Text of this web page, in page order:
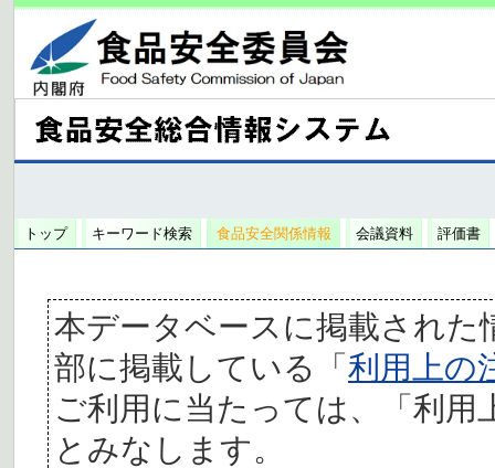
トップ キーワード検索 食品安全関係情報 会議資料 評価書
本データベースに掲載された
部に掲載している「利用上の
ご利用に当たっては、「利
とみなします。